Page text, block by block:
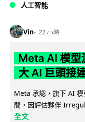
人工智能
Vin 22 小時
Meta AI 模型
大 AI 巨頭接
Meta 承認，旗下 AI
間，因評估夥伴
全文